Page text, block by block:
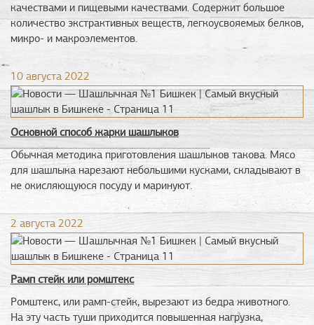
качествами и пищевыми качествами. Содержит большое
количество экстрактивных веществ, легкоусвояемых белков,
микро- и макроэлементов.
10 августа 2022
Основной способ жарки шашлыков
Обычная методика приготовления шашлыков такова. Мясо
для шашлыка нарезают небольшими кусками, складывают в
не окисляющуюся посуду и маринуют.
2 августа 2022
Рамп стейк или ромштекс
Ромштекс, или рамп-стейк, вырезают из бедра животного.
На эту часть туши приходится повышенная нагрузка,